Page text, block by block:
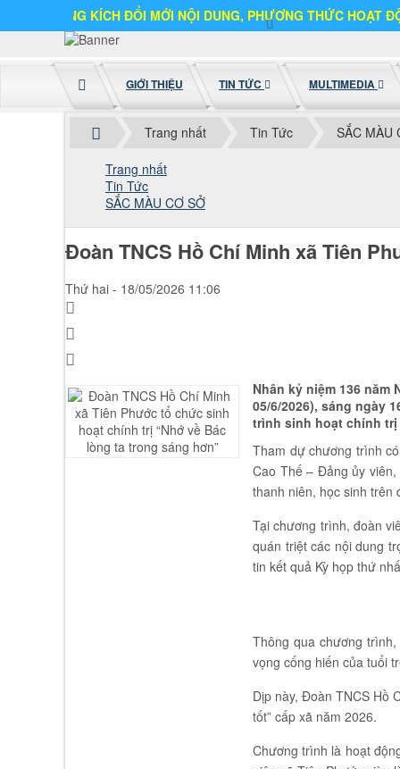
KÍCH ĐỔI MỚI NỘI DUNG, PHƯƠNG THỨC HOẠT ĐỘNG
GIỚI THIỆU TIN TỨC MULTIMEDIA
Trang nhất Tin Tức SẮC MÀU
Trang nhất
Tin Tức
SẮC MÀU CƠ SỞ
Đoàn TNCS Hồ Chí Minh xã Tiên
Thứ hai - 18/05/2026 11:06
Nhân kỷ niệm 136 năm
05/6/2026), sáng ngày
trình sinh hoạt chính
Tham dự chương trình
Cao Thế – Đảng ủy
thanh niên, học sinh trên
Tại chương trình, đoàn
quán triệt các nội dung
tin kết quả Kỳ họp thứ
Thông qua chương
vọng cống hiến của tuổi
Dịp này, Đoàn TNCS Hồ
tốt” cấp xã năm 2026.
Chương trình là hoạt